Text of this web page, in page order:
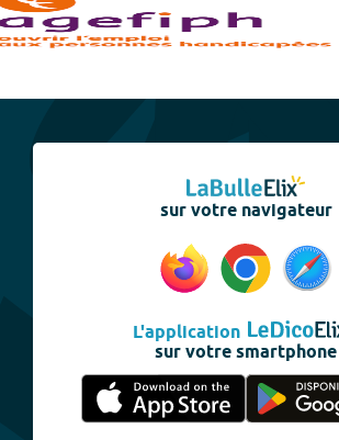
sur votre navigateur
L'application
sur votre smartphone